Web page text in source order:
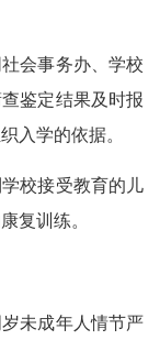
会事务办、学校
鉴定结果及时报
入学的依据。
校接受教育的儿
复训练。
未成年人情节严